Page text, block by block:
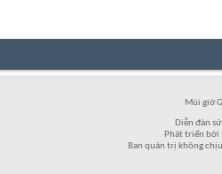
Múi giờ
Diễn đàn
Phát triển bởi
Ban quản trị không